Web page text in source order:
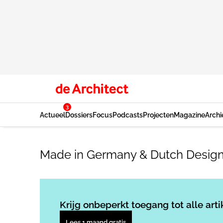
Actueel
3
DossiersFocusPodcastsProjectenMagazine
Made in Germany & Dutch
Krijg onbeperkt toegang tot alle